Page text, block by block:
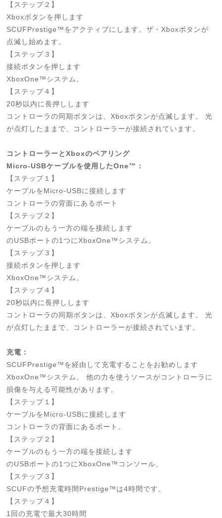
【ステップ２】
Xboxボタンを押します
SCUFPrestige™をアクティブにします。ザ・Xboxボタンが
点滅し始めます。
【ステップ３】
接続ボタンを押します
XboxOne™システム。
【ステップ４】
20秒以内に長押しします
コントローラの同期ボタンは、Xboxボタンが点滅します。 光
が点灯したままで、コントローラーが接続されています。
コントローラーとXboxのペアリング
Micro-USBケーブルを使用したOne™：
【ステップ１】
ケーブルをMicro-USBに接続します
コントローラの背面にあるポート
【ステップ２】
ケーブルのもう一方の端を接続します
のUSBポートの1つにXboxOne™システム。
【ステップ３】
接続ボタンを押します
XboxOne™システム。
【ステップ４】
20秒以内に長押しします
コントローラの同期ボタンは、Xboxボタンが点滅します。 光
が点灯したままで、コントローラーが接続されています。
充電：
SCUFPrestige™を経由して充電することをお勧めします
XboxOne™システム。 他の力を使うソースがコントローラに
損傷を与える可能性があります。
【ステップ１】
ケーブルをMicro-USBに接続します
コントローラの背面にあるポート。
【ステップ２】
ケーブルのもう一方の端を接続します
のUSBポートの1つにXboxOne™コンソール。
【ステップ３】
SCUFの予想充電時間Prestige™は4時間です。
【ステップ４】
1回の充電で最大30時間